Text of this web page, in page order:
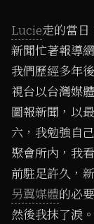
Lucie走的當
新聞忙著報導
我們歷經多年
視台以台灣媒
圖報新聞，以
六，我勉強自
聚會所內，我
前駐足許久，
另翼媒體的必
然後我抹了淚。